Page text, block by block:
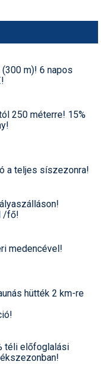
m)! 6 napos
250 méterre! 15%
a teljes síszezonra!
/fő!
medencével!
hütték 2 km-re
téli előfoglalási